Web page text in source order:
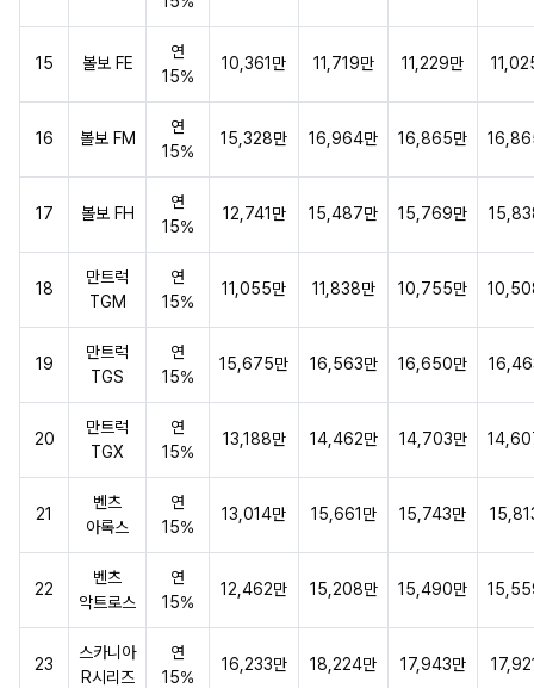
15 볼보 FE
연
15%
10,361만 11,719만 11,229만
16 볼보 FM
연
15%
15,328만 16,964만 16,865만
17 볼보 FH
연
15%
12,741만 15,487만 15,769만
18
만트럭
TGM
연
15%
11,055만 11,838만 10,755만
19
만트럭
TGS
연
15%
15,675만 16,563만 16,650만
20
만트럭
TGX
연
15%
13,188만 14,462만 14,703만
21
벤츠
아록스
연
15%
13,014만 15,661만 15,743만
22
벤츠
악트로스
연
15%
12,462만 15,208만 15,490만
23
스카니아
R시리즈
연
15%
16,233만 18,224만 17,943만